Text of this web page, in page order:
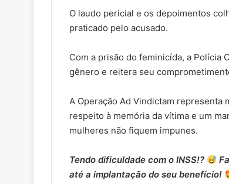
O laudo pericial e os depoimentos
praticado pelo acusado.
Com a prisão do feminicída, a Polícia
gênero e reitera seu
A Operação Ad Vindictam
respeito à memória da vítima e um
mulheres não fiquem impunes.
Tendo dificuldade com o INSS!?
até a implantação do seu benefício!